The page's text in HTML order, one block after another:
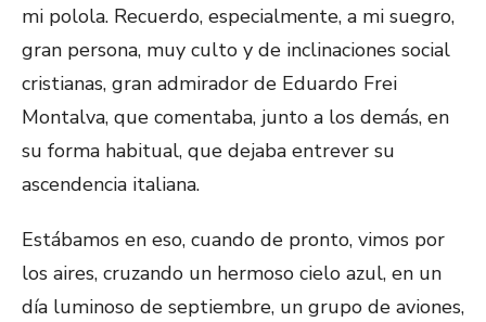
mi polola. Recuerdo, especialmente, a mi suegro,
gran persona, muy culto y de inclinaciones social
cristianas, gran admirador de Eduardo Frei
Montalva, que comentaba, junto a los demás, en
su forma habitual, que dejaba entrever su
ascendencia italiana.
Estábamos en eso, cuando de pronto, vimos por
los aires, cruzando un hermoso cielo azul, en un
día luminoso de septiembre, un grupo de aviones,